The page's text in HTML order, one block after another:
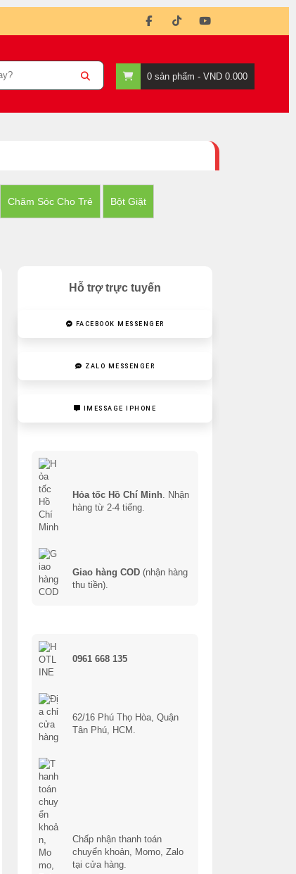
0sản phẩm - VND 0.000
Chăm Sóc Cho Trẻ Bột Giặt
Hỗ trợ trực tuyến
FACEBOOK MESSENGER
ZALO MESSENGER
IMESSAGE IPHONE
Hỏa tốc Hồ Chí Minh. Nhận
hàng từ 2-4 tiếng.
Giao hàng COD (nhận hàng
thu tiền).
0961 668 135
62/16 Phú Thọ Hòa, Quận
Tân Phú, HCM.
Chấp nhận thanh toán
chuyển khoản, Momo, Zalo
tại cửa hàng.